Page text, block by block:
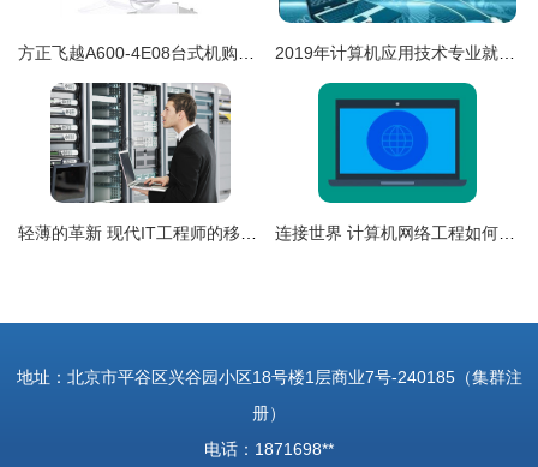
方正飞越A600-4E08台式机购买指南 IT168报价查询与网络工程应用解析 2019年计算机应用技术专业就业前景与就业方向——聚焦计算机网络工程领域
轻薄的革新 现代IT工程师的移动办公与数据中心的协同演进 连接世界 计算机网络工程如何驱动全球化与业务革新
地址：北京市平谷区兴谷园小区18号楼1层商业7号-240185（集群注
册）
电话：1871698**